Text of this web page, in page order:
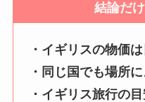
結論だ
・イギリスの物価
・同じ国でも場所
・イギリス旅行の